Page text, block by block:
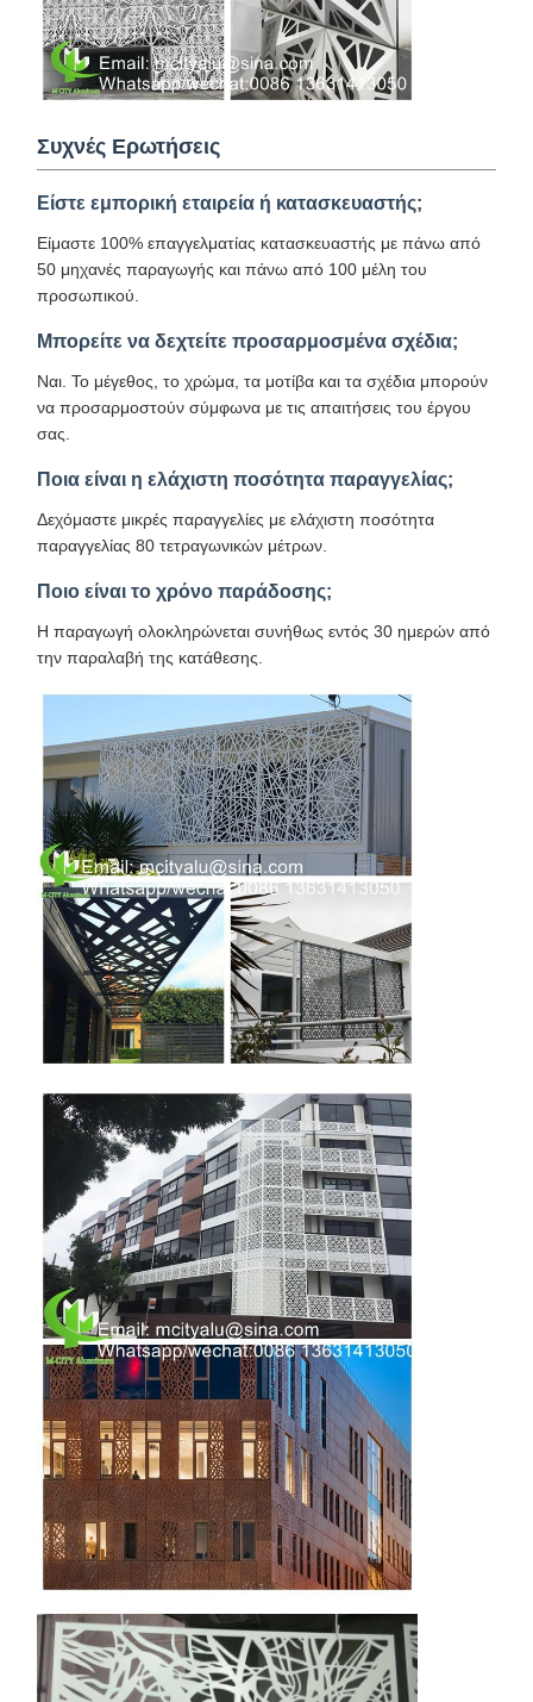
Συχνές Ερωτήσεις
Είστε εμπορική εταιρεία ή κατασκευαστής;
Είμαστε 100% επαγγελματίας κατασκευαστής με πάνω από
50 μηχανές παραγωγής και πάνω από 100 μέλη του
προσωπικού.
Μπορείτε να δεχτείτε προσαρμοσμένα σχέδια;
Ναι. Το μέγεθος, το χρώμα, τα μοτίβα και τα σχέδια μπορούν
να προσαρμοστούν σύμφωνα με τις απαιτήσεις του έργου
σας.
Ποια είναι η ελάχιστη ποσότητα παραγγελίας;
Δεχόμαστε μικρές παραγγελίες με ελάχιστη ποσότητα
παραγγελίας 80 τετραγωνικών μέτρων.
Ποιο είναι το χρόνο παράδοσης;
Η παραγωγή ολοκληρώνεται συνήθως εντός 30 ημερών από
την παραλαβή της κατάθεσης.